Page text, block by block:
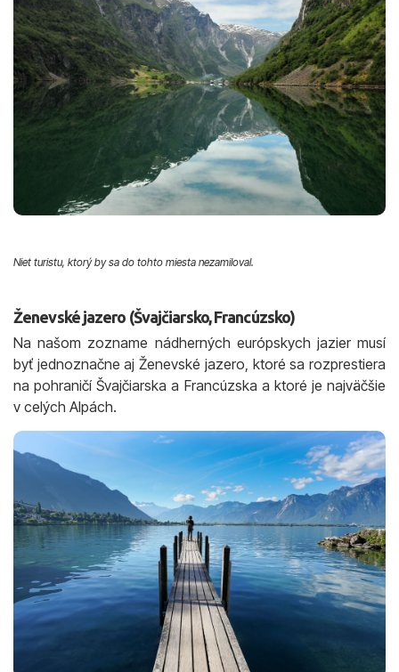
Niet turistu, ktorý by sa do tohto miesta nezamiloval.
Ženevské jazero (Švajčiarsko, Francúzsko)
Na našom zozname nádherných európskych jazier musí
byť jednoznačne aj Ženevské jazero, ktoré sa rozprestiera
na pohraničí Švajčiarska a Francúzska a ktoré je najväčšie
v celých Alpách.